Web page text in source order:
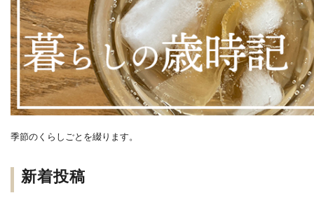
季節のくらしごとを綴ります。
新着投稿